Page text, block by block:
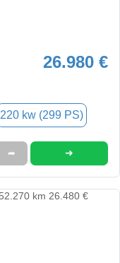
26.980 €
220 kw (299 PS)
➦ ➜